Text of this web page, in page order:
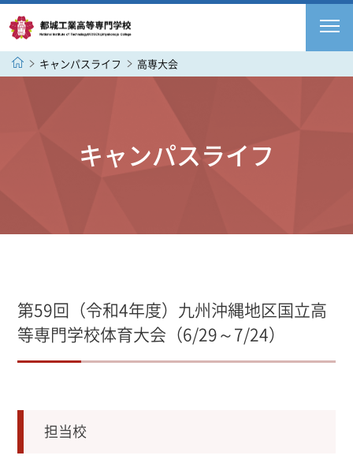
キャンパスライフ 高専大会
キャンパスライフ
第59回（令和4年度）九州沖縄地区国立高
等専門学校体育大会（6/29～7/24）
担当校